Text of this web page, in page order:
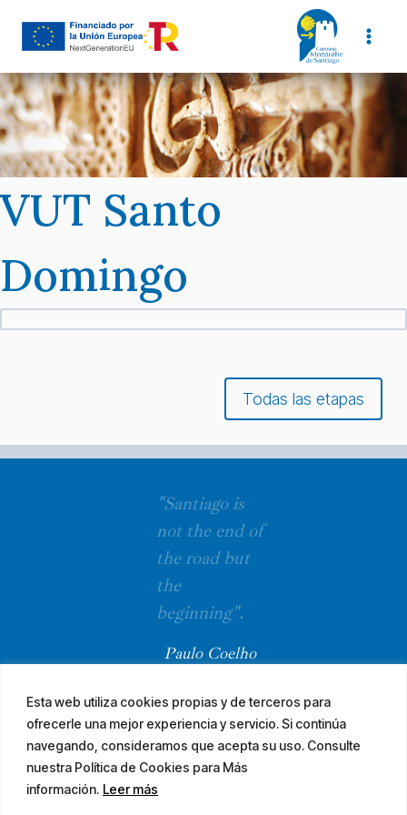
Esta web utiliza cookies propias y de terceros para
ofrecerle una mejor experiencia y servicio. Si continúa
navegando, consideramos que acepta su uso. Consulte
nuestra Política de Cookies para Más
información. Leer más
VUT Santo
Domingo
Todas las etapas
"Santiago is
not the end of
the road but
the
beginning".
Paulo Coelho